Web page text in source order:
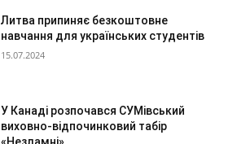
Литва припиняє безкоштовне
навчання для українських студентів
15.07.2024
У Канаді розпочався СУМівський
виховно-відпочинковий табір